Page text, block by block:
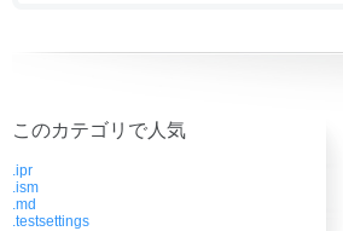
このカテゴリで人気
.ipr
.ism
.md
.testsettings